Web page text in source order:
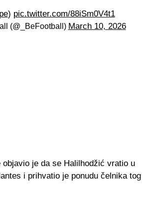
) pic.twitter.com/88iSm0V4t1
(@_BeFootball) March 10, 2026
objavio je da se Halilhodžić vratio u
i prihvatio je ponudu čelnika tog